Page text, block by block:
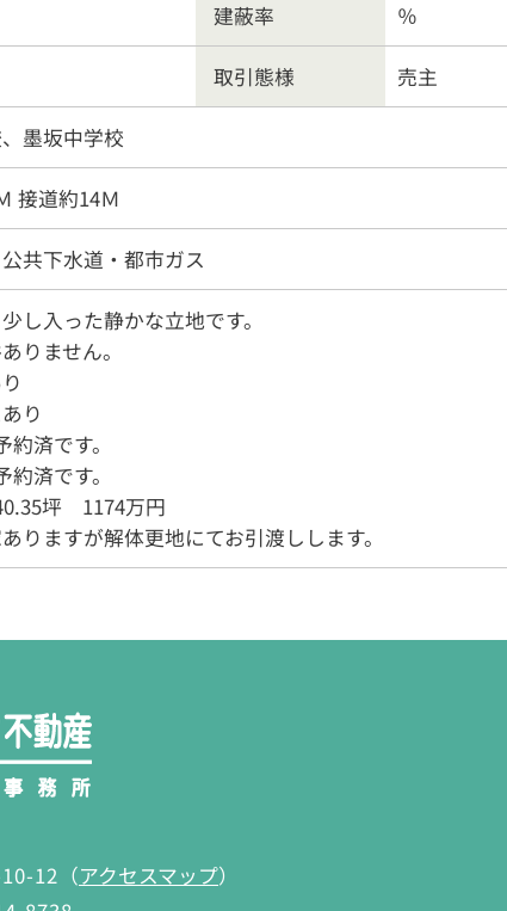
建蔽率 ％
取引態様 売主
墨坂中学校
接道約14Ｍ
共下水道・都市ガス
し入った静かな立地です。
りません。
り
約済です。
約済です。
坪 1174万円
りますが解体更地にてお引渡しします。
12 （アクセスマップ）
お客様の声 よくある質問 リン
営業時間